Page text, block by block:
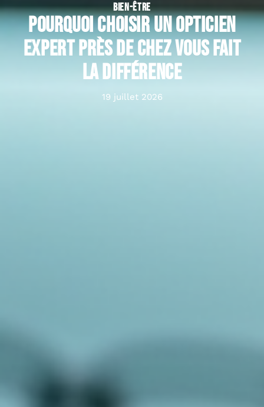
BIEN-ÊTRE
Pourquoi choisir un opticien
expert près de chez vous fait
la différence
19 juillet 2026